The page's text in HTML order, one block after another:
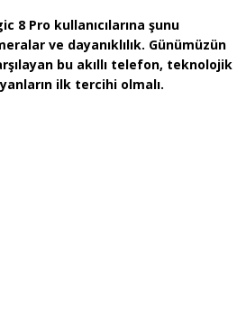
8 Pro kullanıcılarına şunu
ve dayanıklılık. Günümüzün
bu akıllı telefon, teknolojik
ilk tercihi olmalı.